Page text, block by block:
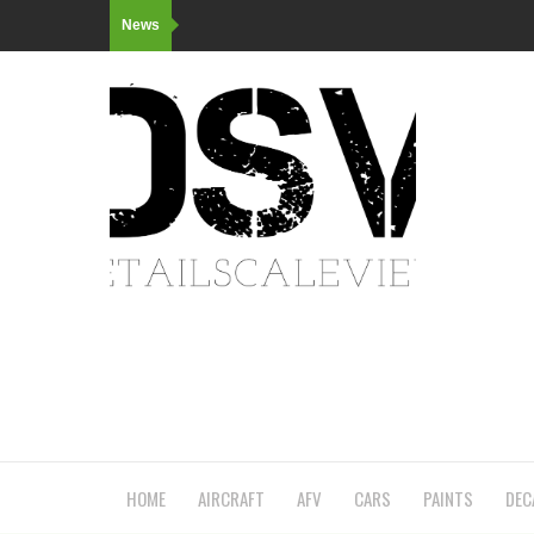
News
HOME AIRCRAFT AFV CARS PAINTS